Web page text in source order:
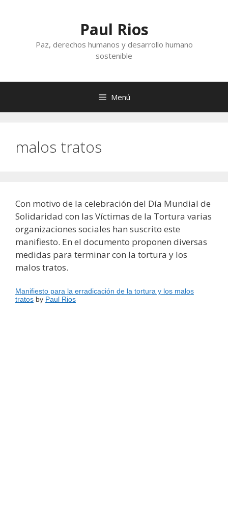
Paul Rios
Paz, derechos humanos y desarrollo humano
sostenible
Menú
malos tratos
Con motivo de la celebración del Día Mundial de
Solidaridad con las Víctimas de la Tortura varias
organizaciones sociales han suscrito este
manifiesto. En el documento proponen diversas
medidas para terminar con la tortura y los
malos tratos.
Manifiesto para la erradicación de la tortura y los malos
tratos by Paul Rios